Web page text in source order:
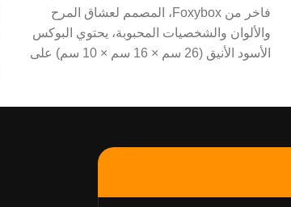
فاخر من Foxybox، المصمم لعشاق المرح
والألوان والشخصيات المحبوبة، يحتوي البوكس
الأسود الأنيق (26 سم × 16 سم × 10 سم) على